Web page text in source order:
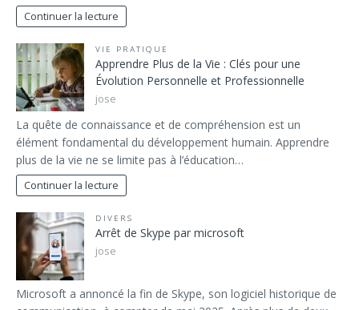
Continuer la lecture
VIE PRATIQUE
Apprendre Plus de la Vie : Clés pour une
Évolution Personnelle et Professionnelle
jose
La quête de connaissance et de compréhension est un
élément fondamental du développement humain. Apprendre
plus de la vie ne se limite pas à l’éducation…
Continuer la lecture
DIVERS
Arrêt de Skype par microsoft
jose
Microsoft a annoncé la fin de Skype, son logiciel historique de